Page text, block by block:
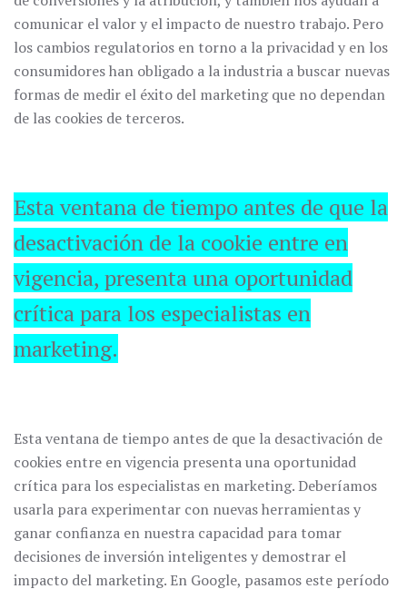
comunicar el valor y el impacto de nuestro trabajo. Pero
los cambios regulatorios en torno a la privacidad y en los
consumidores han obligado a la industria a buscar nuevas
formas de medir el éxito del marketing que no dependan
de las cookies de terceros.
Esta ventana de tiempo antes de que la
desactivación de la cookie entre en
vigencia, presenta una oportunidad
crítica para los especialistas en
marketing.
Esta ventana de tiempo antes de que la desactivación de
cookies entre en vigencia presenta una oportunidad
crítica para los especialistas en marketing. Deberíamos
usarla para experimentar con nuevas herramientas y
ganar confianza en nuestra capacidad para tomar
decisiones de inversión inteligentes y demostrar el
impacto del marketing. En Google, pasamos este período